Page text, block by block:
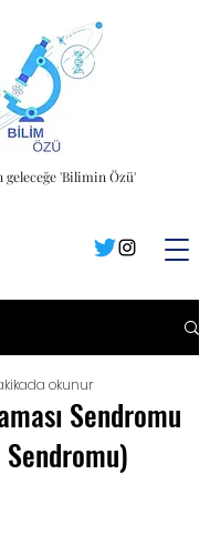
geleceğe 'Bilimin Özü'
Sendromu
okunur